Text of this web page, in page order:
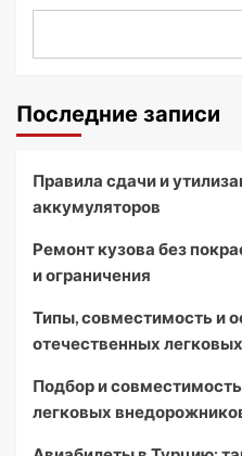
Последние записи
Правила сдачи и
аккумуляторов
Ремонт кузова без
и ограничения
Типы, совместимость и
отечественных
Подбор и
легковых